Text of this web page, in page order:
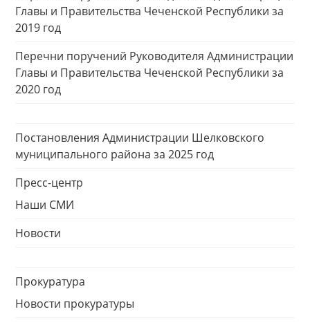
Главы и Правительства Чеченской Республики за
2019 год
Перечни поручений Руководителя Администрации
Главы и Правительства Чеченской Республики за
2020 год
Постановления Администрации Шелковского
муниципального района за 2025 год
Пресс-центр
Наши СМИ
Новости
Прокуратура
Новости прокуратуры